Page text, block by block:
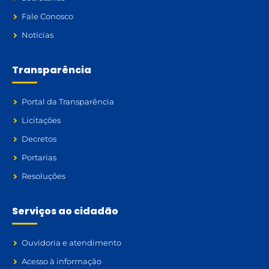
Fale Conosco
Notícias
Transparência
Portal da Transparência
Licitações
Decretos
Portarias
Resoluções
Serviços ao cidadão
Ouvidoria e atendimento
Acesso à informação